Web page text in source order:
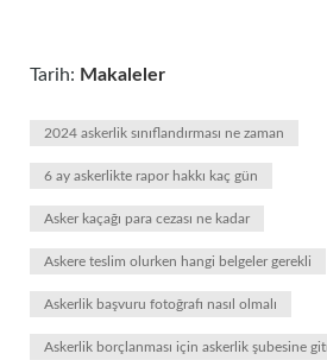
Tarih: Makaleler
2024 askerlik sınıflandırması ne zaman
6 ay askerlikte rapor hakkı kaç gün
Asker kaçağı para cezası ne kadar
Askere teslim olurken hangi belgeler gerekli
Askerlik başvuru fotoğrafı nasıl olmalı
Askerlik borçlanması için askerlik şubesine